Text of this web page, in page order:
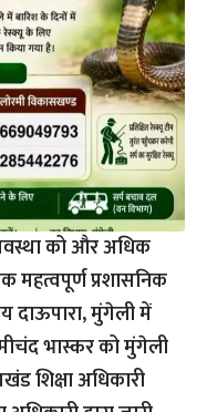
को और अधिक
महत्वपूर्ण प्रशासनिक
दाऊपारा, मुंगेली में
भास्कर को मुंगेली
शिक्षा अधिकारी